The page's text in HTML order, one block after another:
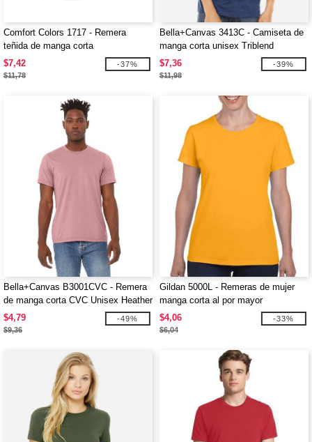
Comfort Colors 1717 - Remera
teñida de manga corta
$7,42
$11,78
-37%
Bella+Canvas 3413C - Camiseta de
manga corta unisex Triblend
$7,36
$11,98
-39%
Bella+Canvas B3001CVC - Remera
de manga corta CVC Unisex Heather
$4,79
$9,36
-49%
Gildan 5000L - Remeras de mujer
manga corta al por mayor
$4,06
$6,04
-33%